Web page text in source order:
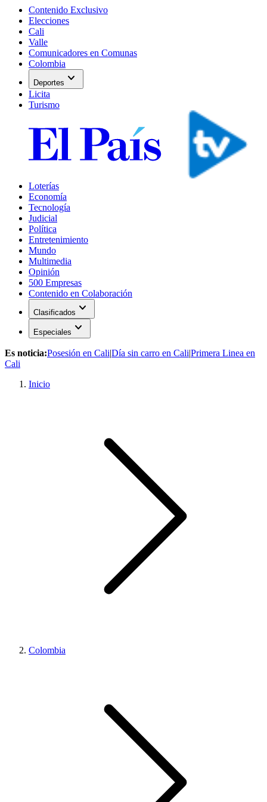
Contenido Exclusivo
Elecciones
Cali
Valle
Comunicadores en Comunas
Colombia
Deportes expand_more
Licita
Turismo
Loterías
Economía
Tecnología
Judicial
Política
Entretenimiento
Mundo
Multimedia
Opinión
500 Empresas
Contenido en Colaboración
Clasificados expand_more
Especiales expand_more
Es noticia:Posesión en Cali|Día sin carro en Cali|Primera Linea en
Cali
Inicio
Colombia